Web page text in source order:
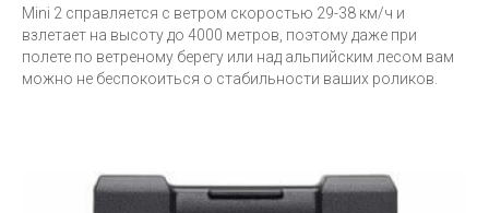
Mini 2 справляется с ветром скоростью 29-38 км/ч и
взлетает на высоту до 4000 метров, поэтому даже при
полете по ветреному берегу или над альпийским лесом вам
можно не беспокоиться о стабильности ваших роликов.